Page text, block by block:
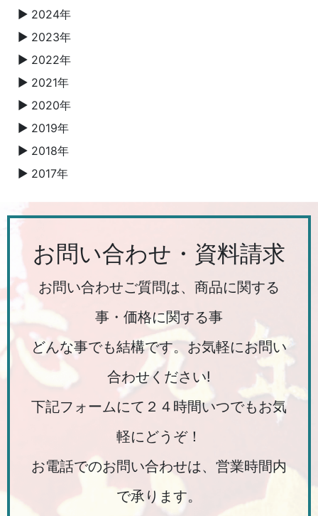
▼ 2024年
▼ 2023年
▼ 2022年
▼ 2021年
▼ 2020年
▼ 2019年
▼ 2018年
▼ 2017年
お問い合わせ・資料請求
お問い合わせご質問は、商品に関する
事・価格に関する事
どんな事でも結構です。お気軽にお問い
合わせください!
下記フォームにて２４時間いつでもお気
軽にどうぞ！
お電話でのお問い合わせは、営業時間内
で承ります。